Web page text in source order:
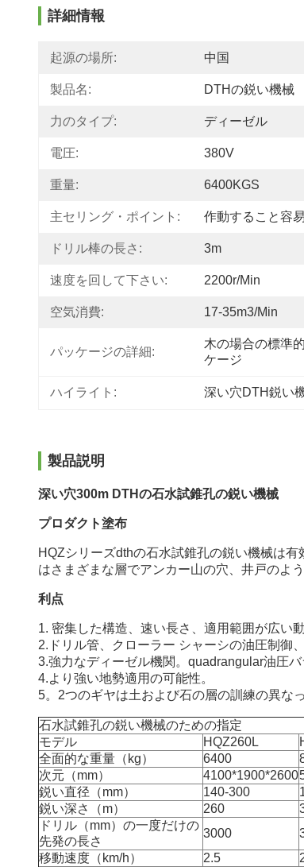
詳細情報
起源の場所: 中国
製品名: DTHの鋭い機械
力のタイプ: ディーゼル
電圧: 380V
重量: 6400KGS
主セリング・ポイント: 作動すること容易
ドリル棒の長さ: 3m
速度を回して下さい: 2200r/min
空気消費: 17-35m3/min
パッケージの詳細:
木の場合の標準
ケージ
ハイライト: 深い穴DTH鋭い
製品説明
深い穴300m DTHの石水試錐孔の鋭い機械
プロダクト塗布
HQZシリーズdthの石水試錐孔の鋭い機械は
はさまざまな層でアンカー山の穴、井戸のよ
利点
1. 密集した構造、速い長さ、適用範囲が広い
2.ドリル管、クローラー シャーシの油圧制御
3.強力なディーゼル機関。quadrangular油圧バ
4.より強い地勢適用の可能性。
5。2つのギヤは土および石の層の訓練の異な
石水試錐孔の鋭い機械のための指定
モデル
HQZ260L
全面的な重量（kg）
6400
次元（mm）
4100*1900*2600
鋭い直径（mm）
140-300
鋭い深さ（m）
260
ドリル（mm）の一度だけの
先発の長さ
3000
移動速度（km/h）
2.5